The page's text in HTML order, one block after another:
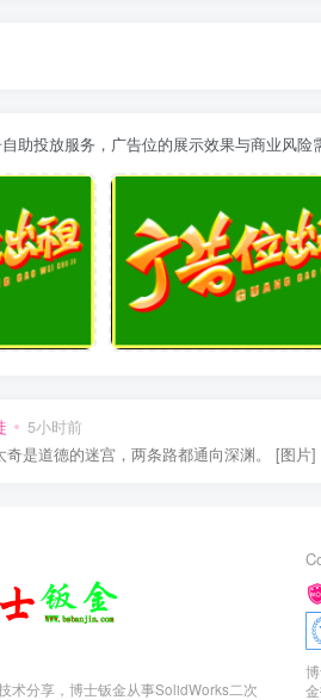
助投放服务，广告位的展示效果与商业风险
5小时前
奇是道德的迷宫，两条路都通向深渊。 [图片]
术分享，博士钣金从事SolidWorks二次